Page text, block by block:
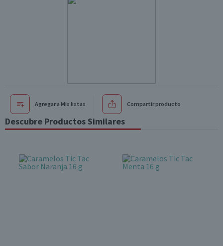
Agregar a Mis listas Compartir producto
Descubre Productos Similares